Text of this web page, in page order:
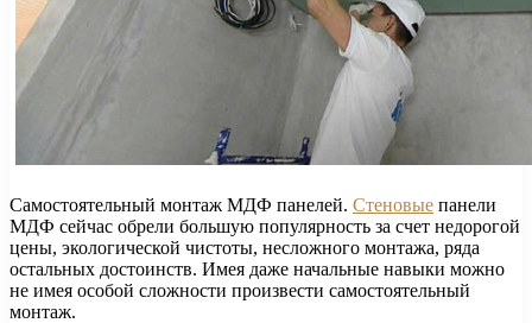
Самостоятельный монтаж МДФ панелей. Стеновые панели
МДФ сейчас обрели большую популярность за счет недорогой
цены, экологической чистоты, несложного монтажа, ряда
остальных достоинств. Имея даже начальные навыки можно
не имея особой сложности произвести самостоятельный
монтаж.